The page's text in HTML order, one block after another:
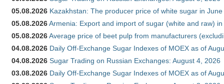
05.08.2026 Kazakhstan: The producer price of white sugar in
05.08.2026Armenia: Export and import of sugar (white and raw)
05.08.2026Average price of beet pulp from manufacturers
04.08.2026 Daily Off-Exchange Sugar Indexes of MOEX as of
04.08.2026 Sugar Trading on Russian Exchanges: August 4, 2026
03.08.2026 Daily Off-Exchange Sugar Indexes of MOEX as of